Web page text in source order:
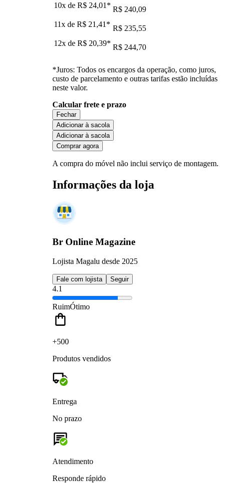
10x de R$ 24,01 * R$ 240,09
11x de R$ 21,41 * R$ 235,55
12x de R$ 20,39* R$ 244,70
*Juros: Todos os encargos da operação, como juros,
custo de parcelamento e outras tarifas estão incluídas
neste valor.
Calcular frete e prazo
Fechar
Adicionar à sacola
Adicionar à sacola
Comprar agora
A compra do móvel não inclui serviço de montagem.
Informações da loja
Br Online Magazine
Lojista Magalu desde 2025
Fale com lojista Seguir
4.1
RuimÓtimo
+500
Produtos vendidos
Entrega
No prazo
Atendimento
Responde rápido